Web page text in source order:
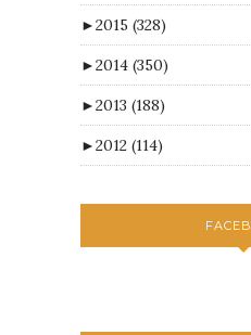
►2015 (328)
►2014 (350)
►2013 (188)
►2012 (114)